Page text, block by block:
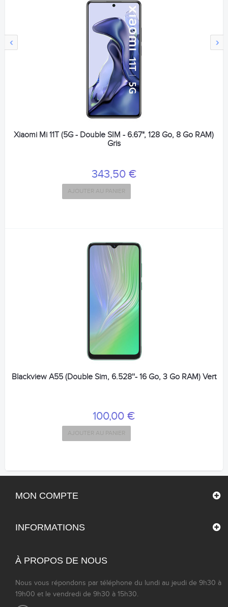
‹ ›
Xiaomi Mi 11T (5G - Double SIM - 6.67", 128 Go, 8 Go RAM)
Gris
343,50 €
AJOUTER AU PANIER
Blackview A55 (Double Sim, 6.528''- 16 Go, 3 Go RAM) Vert
100,00 €
AJOUTER AU PANIER
MON COMPTE
INFORMATIONS
À PROPOS DE NOUS
Nous vous répondons par téléphone du lundi au jeudi de 9h30 à
19h00 et le vendredi de 9h30 à 15h30.